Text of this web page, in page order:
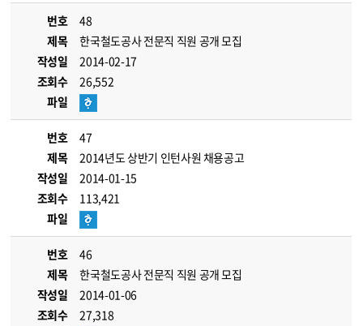
번호
48
제목
한국철도공사 전문직 직원 공개 모집
작성일
2014-02-17
조회수
26,552
파일
번호
47
제목
2014년도 상반기 인턴사원 채용공고
작성일
2014-01-15
조회수
113,421
파일
번호
46
제목
한국철도공사 전문직 직원 공개 모집
작성일
2014-01-06
조회수
27,318